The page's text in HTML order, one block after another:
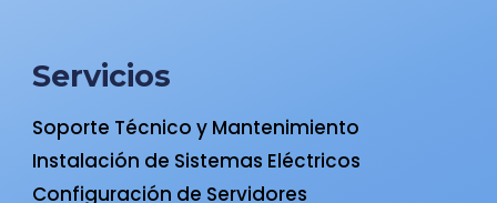
Servicios
Soporte Técnico y Mantenimiento
Instalación de Sistemas Eléctricos
Configuración de Servidores